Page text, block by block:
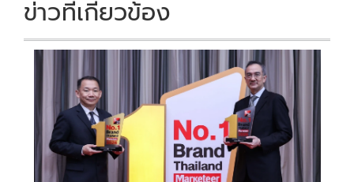
k k
ข่าวที่เกี่ยวข้อง